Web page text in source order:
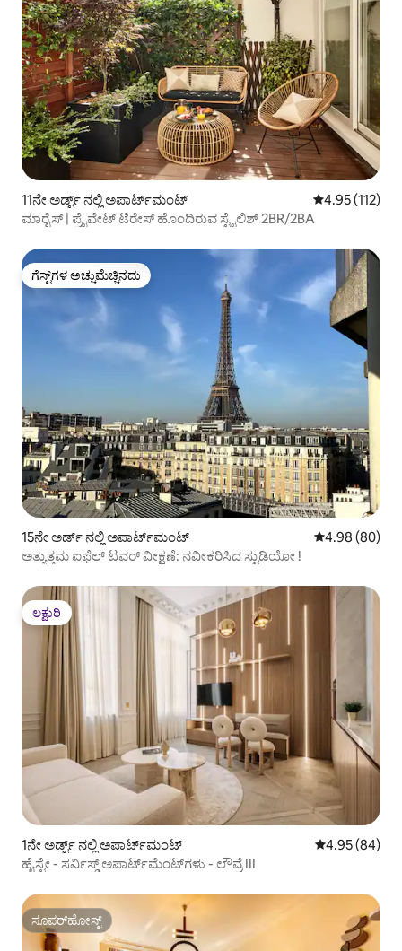
11ನೇ ಅರ್ಡ್ಟ್ ನಲ್ಲಿ ಅಪಾರ್ಟ್‌ಮಂಟ್ 5 ರಲ್ಲಿ 4.95
4.95 (112)
ಮಾರೈಸ್ | ಪ್ರೈವೇಟ್ ಟೆರೇಸ್ ಹೊಂದಿರುವ ಸ್ಟೈಲಿಶ್ 2BR/2BA
ಗೆಸ್ಟ್‌ಗಳ ಅಚ್ಚುಮೆಚ್ಚಿನದು
ಗೆಸ್ಟ್‌ಗಳ ಅಚ್ಚುಮೆಚ್ಚಿನದು
15ನೇ ಅರ್ಡ್ ನಲ್ಲಿ ಅಪಾರ್ಟ್‌ಮಂಟ್ 5 ರಲ್ಲಿ 4.98
4.98 (80)
ಅತ್ಯುತ್ತಮ ಐಫೆಲ್ ಟವರ್ ವೀಕ್ಷಣೆ: ನವೀಕರಿಸಿದ ಸ್ಟುಡಿಯೋ !
ಲಕ್ಷುರಿ
ಲಕ್ಷುರಿ
1ನೇ ಅರ್ಡ್ಟ್ ನಲ್ಲಿ ಅಪಾರ್ಟ್‌ಮಂಟ್ 5 ರಲ್ಲಿ 4.95
4.95 (84)
ಹೈಸ್ಟೇ - ಸರ್ವಿಸ್ಡ್ ಅಪಾರ್ಟ್‌ಮೆಂಟ್‌ಗಳು - ಲೌವ್ರೆ III
ಸೂಪರ್‌ಹೋಸ್ಟ್
ಸೂಪರ್‌ಹೋಸ್ಟ್